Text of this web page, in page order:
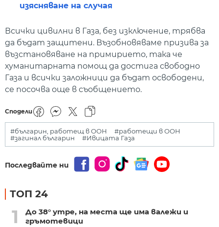
изясняване на случая
Всички цивилни в Газа, без изключение, трябва
да бъдат защитени. Възобновяваме призива за
възстановяване на примирието, така че
хуманитарната помощ да достига свободно
Газа и всички заложници да бъдат освободени,
се посочва още в съобщението.
Сподели
#българин, работещ в ООН
#работещи в ООН
#загинал българин
#Ивицата Газа
Последвайте ни
ТОП 24
1
До 38° утре, на места ще има валежи и
гръмотевици